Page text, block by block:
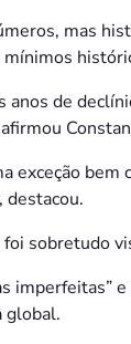
mas
anos de
exceção
destacou.
sobretudo
imperfeitas”
global.